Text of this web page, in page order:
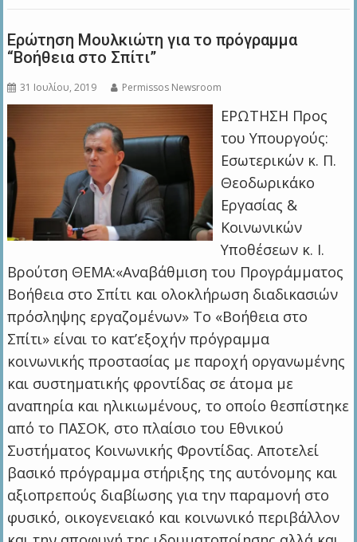
Ερώτηση Μουλκιώτη για το πρόγραμμα
“Βοήθεια στο Σπίτι”
31 Ιουλίου, 2019 Permissos Newsroom
ΕΡΩΤΗΣΗ Προς
του Υπουργούς:
Εσωτερικών κ. Π.
Θεοδωρικάκο
Εργασίας &
Κοινωνικών
Υποθέσεων κ. Ι.
Βρούτση ΘΕΜΑ:«Αναβάθμιση του Προγράμματος
Βοήθεια στο Σπίτι και ολοκλήρωση διαδικασιών
πρόσληψης εργαζομένων» Το «Βοήθεια στο
Σπίτι» είναι το κατ’εξοχήν πρόγραμμα
κοινωνικής προστασίας με παροχή οργανωμένης
και συστηματικής φροντίδας σε άτομα με
αναπηρία και ηλικιωμένους, το οποίο θεσπίστηκε
από το ΠΑΣΟΚ, στο πλαίσιο του Εθνικού
Συστήματος Κοινωνικής Φροντίδας. Αποτελεί
βασικό πρόγραμμα στήριξης της αυτόνομης και
αξιοπρεπούς διαβίωσης για την παραμονή στο
φυσικό, οικογενειακό και κοινωνικό περιβάλλον